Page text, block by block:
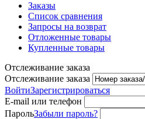
Заказы
Список сравнения
Запросы на возврат
Отложенные товары
Купленные товары
Отслеживание заказа
Отслеживание заказа
ВойтиЗарегистрироваться
E-mail или телефон
ПарольЗабыли пароль?